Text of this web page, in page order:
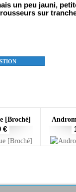
un peu jauni,
sur
[Broché]
€